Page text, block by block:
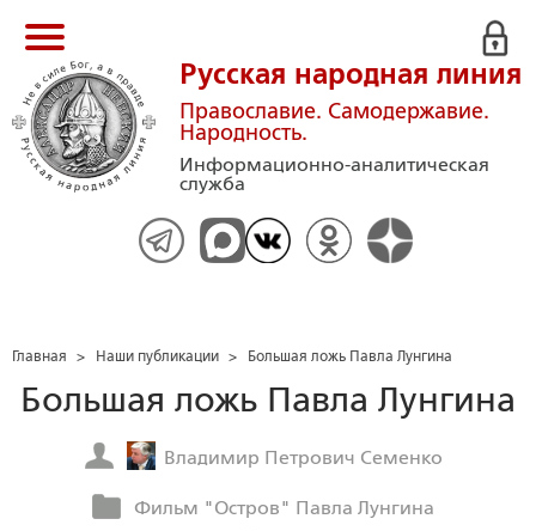
Русская народная линия
Православие. Самодержавие.
Народность.
Информационно-аналитическая
служба
Главная > Наши публикации > Большая ложь Павла Лунгина
Большая ложь Павла Лунгина
Владимир Петрович Семенко
Фильм "Остров" Павла Лунгина